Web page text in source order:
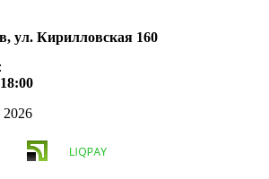
ул. Кирилловская 160